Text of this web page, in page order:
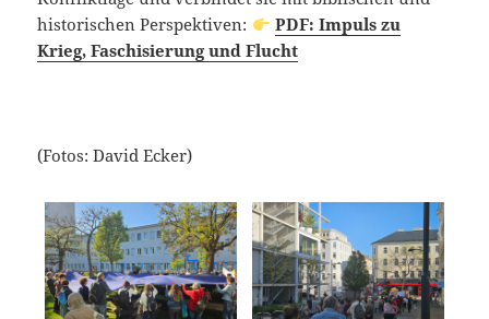
historischen Perspektiven:
PDF: Impuls zu
Krieg, Faschisierung und Flucht
(Fotos: David Ecker)